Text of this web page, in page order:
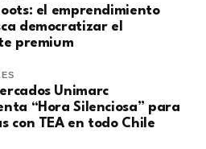
el emprendimiento
democratizar el
premium
Unimarc
“Hora Silenciosa” para
con TEA en todo Chile